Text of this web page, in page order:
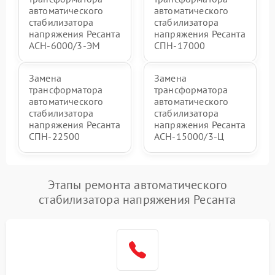
автоматического
стабилизатора
напряжения Ресанта
АСН-6000/3-ЭМ
автоматического
стабилизатора
напряжения Ресанта
СПН-17000
Замена
трансформатора
автоматического
стабилизатора
напряжения Ресанта
СПН-22500
Замена
трансформатора
автоматического
стабилизатора
напряжения Ресанта
АСН-15000/3-Ц
Этапы ремонта автоматического
стабилизатора напряжения Ресанта